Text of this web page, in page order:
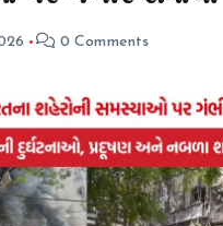
0 Comments